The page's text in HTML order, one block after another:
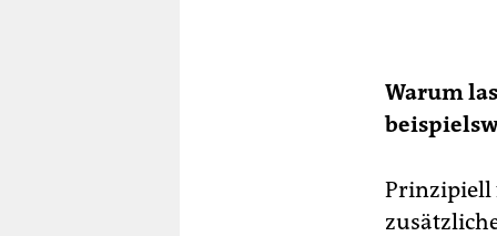
Warum
Prinzipiell